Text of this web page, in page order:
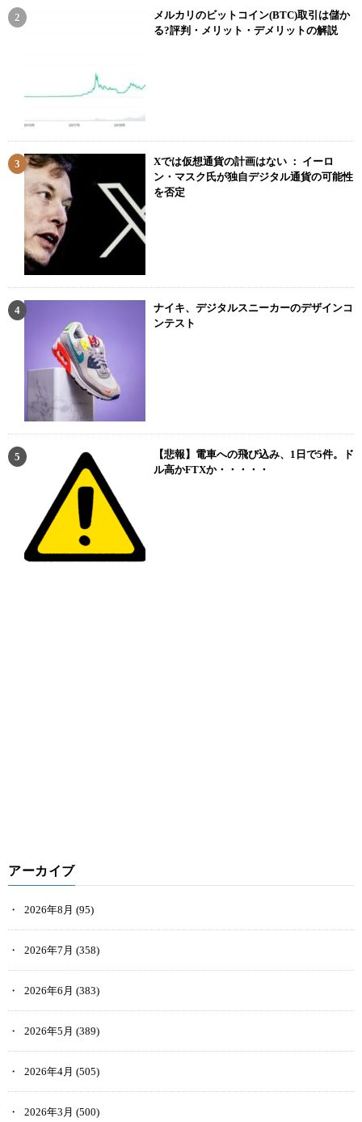
メルカリのビットコイン(BTC)取引は儲か
る?評判・メリット・デメリットの解説
Xでは仮想通貨の計画はない ： イーロ
ン・マスク氏が独自デジタル通貨の可能性
を否定
ナイキ、デジタルスニーカーのデザインコ
ンテスト
【悲報】電車への飛び込み、1日で5件。ド
ル高かFTXか・・・・・
アーカイブ
2026年8月 (95)
2026年7月 (358)
2026年6月 (383)
2026年5月 (389)
2026年4月 (505)
2026年3月 (500)